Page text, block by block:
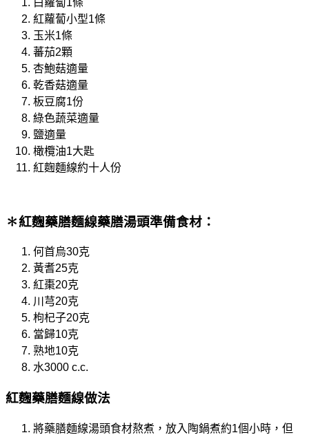
紅蘿蔔小型1條
玉米1條
蕃茄2顆
杏鮑菇適量
乾香菇適量
板豆腐1份
綠色蔬菜適量
鹽適量
橄欖油1大匙
紅麴麵線約十人份
✽紅麴藥膳麵線藥膳湯頭準備食材：
何首烏30克
黃耆25克
紅棗20克
川芎20克
枸杞子20克
當歸10克
熟地10克
水3000 c.c.
紅麴藥膳麵線做法
將藥膳麵線湯頭食材熬煮，放入陶鍋煮約1個小時，但